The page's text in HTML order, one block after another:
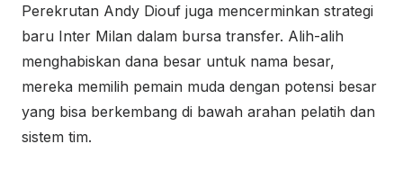
Perekrutan Andy Diouf juga mencerminkan strategi
baru Inter Milan dalam bursa transfer. Alih-alih
menghabiskan dana besar untuk nama besar,
mereka memilih pemain muda dengan potensi besar
yang bisa berkembang di bawah arahan pelatih dan
sistem tim.